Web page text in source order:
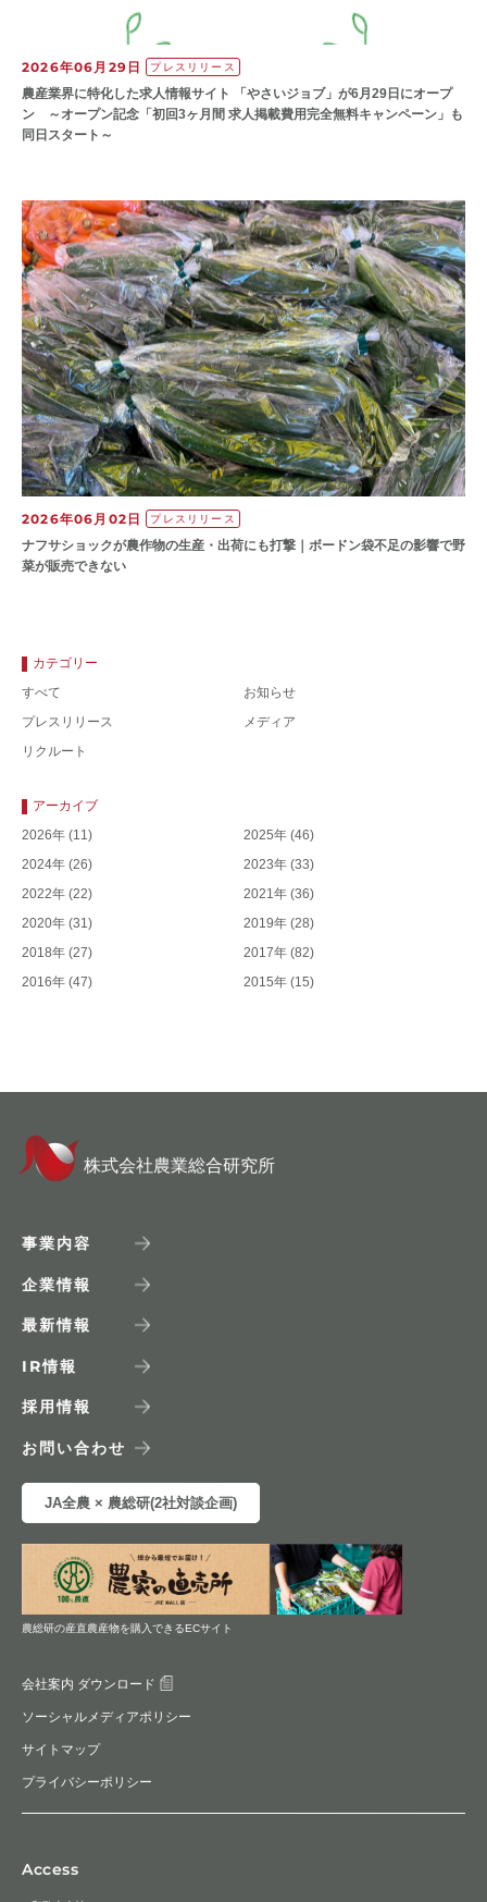
2026年06月29日 プレスリリース
農産業界に特化した求人情報サイト 「やさいジョブ」が6月29日にオープ
ン ～オープン記念「初回3ヶ月間 求人掲載費用完全無料キャンペーン」も
同日スタート～
2026年06月02日 プレスリリース
ナフサショックが農作物の⽣産・出荷にも打撃｜ボードン袋不⾜の影響で野
菜が販売できない
カテゴリー
すべて
お知らせ
プレスリリース
メディア
リクルート
アーカイブ
2026年 (11) 2025年 (46)
2024年 (26) 2023年 (33)
2022年 (22) 2021年 (36)
2020年 (31) 2019年 (28)
2018年 (27) 2017年 (82)
2016年 (47) 2015年 (15)
株式会社農業総合研究所
事業内容
企業情報
最新情報
IR情報
採用情報
お問い合わせ
JA全農 × 農総研(2社対談企画)
農総研の産直農産物を購入できるECサイト
会社案内 ダウンロード
ソーシャルメディアポリシー
サイトマップ
プライバシーポリシー
Access